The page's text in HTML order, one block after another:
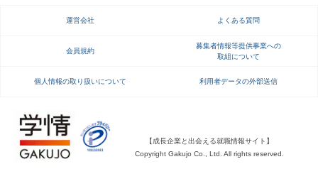
運営会社 よくある質問
会員規約
募集者情報等提供事業への
取組について
個人情報の取り扱いについて 利用者データの外部送信
【成長企業と出会える就職情報サイト】
Copyright Gakujo Co., Ltd. All rights reserved.